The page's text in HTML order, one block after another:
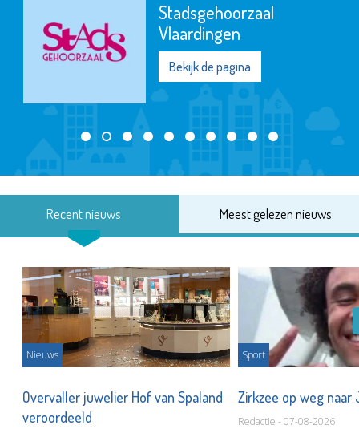
Stadsgehoorzaal
Vlaardingen
Bekijk de pagina
Recent nieuws Meest gelezen nieuws
Nieuws
Overvaller juwelier Hof van Spaland
veroordeeld
Sport
Zirkzee op weg
Redactie - 07-08-2026